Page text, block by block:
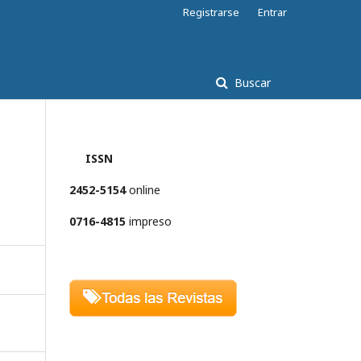
Buscar
Registrarse Entrar
ISSN
2452-5154online
0716-4815 impreso